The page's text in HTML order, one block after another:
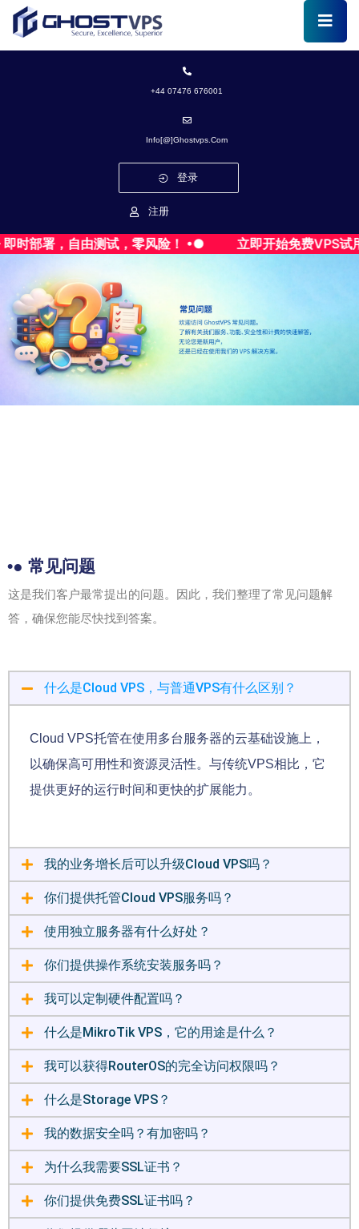
+44 07476 676001
Info[@]ghostvps.com
登录
注册
部署，自由测试，零风险！ •● 立即开始免费VPS试
•● 常见问题
这是我们客户最常提出的问题。因此，我们整理了常见问题解
答，确保您能尽快找到答案。
什么是Cloud VPS，与普通VPS有什么区别？
Cloud VPS托管在使用多台服务器的云基础设施上，
以确保高可用性和资源灵活性。与传统VPS相比，它
提供更好的运行时间和更快的扩展能力。
我的业务增长后可以升级Cloud VPS吗？
你们提供托管Cloud VPS服务吗？
使用独立服务器有什么好处？
你们提供操作系统安装服务吗？
我可以定制硬件配置吗？
什么是MikroTik VPS，它的用途是什么？
我可以获得RouterOS的完全访问权限吗？
什么是Storage VPS？
我的数据安全吗？有加密吗？
为什么我需要SSL证书？
你们提供免费SSL证书吗？